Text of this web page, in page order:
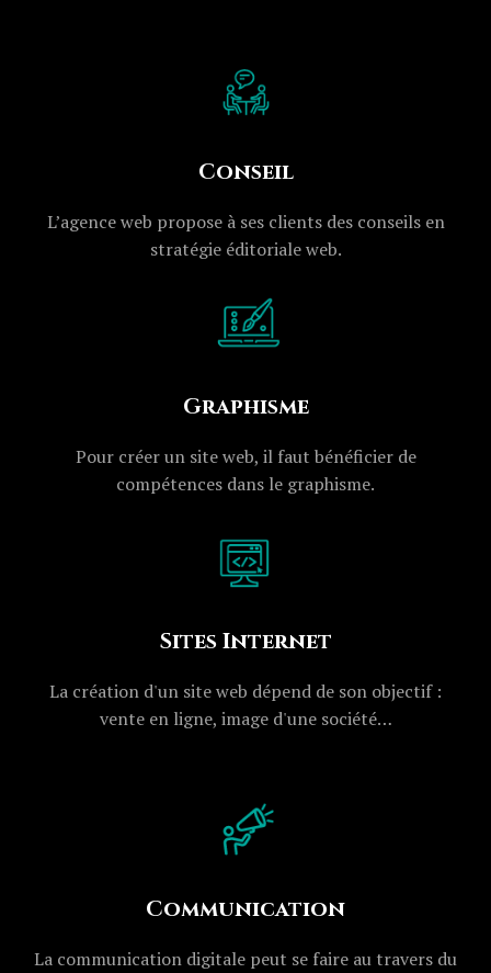
Conseil
L’agence web propose à ses clients des conseils en
stratégie éditoriale web.
Graphisme
Pour créer un site web, il faut bénéficier de
compétences dans le graphisme.
Sites Internet
La création d'un site web dépend de son objectif :
vente en ligne, image d'une société…
Communication
La communication digitale peut se faire au travers du